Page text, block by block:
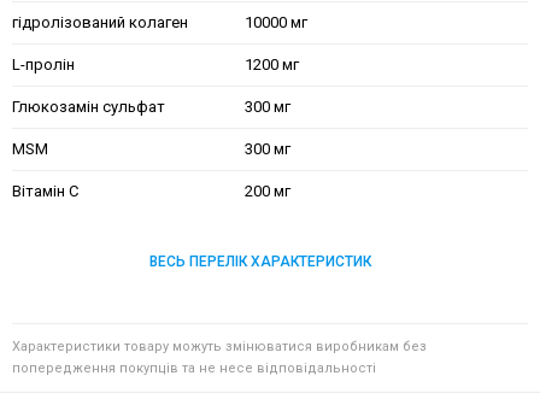
гідролізований колаген 10000 мг
L-пролін 1200 мг
Глюкозамін сульфат 300 мг
MSM 300 мг
Вітамін С 200 мг
ВЕСЬ ПЕРЕЛІК ХАРАКТЕРИСТИК
Характеристики товару можуть змінюватися виробникам без
попередження покупців та не несе відповідальності